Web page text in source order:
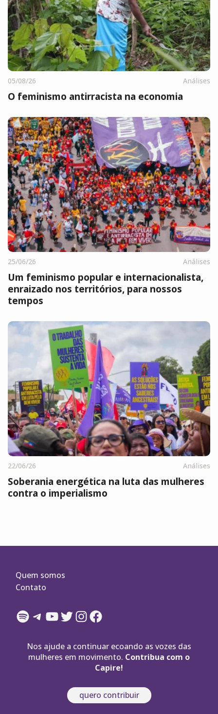
05/08/26 Análises
O feminismo antirracista na economia
25/06/26 Análises
Um feminismo popular e internacionalista,
enraizado nos territórios, para nossos
tempos
22/06/26 Análises
Soberania energética na luta das mulheres
contra o imperialismo
Quem somos
Contato
Spotify
Telegram
YouTube
Twitter
Instagram
Facebook
Nos ajude a continuar ecoando as vozes das
mulheres em movimento. Contribua com o
Capire!
quero contribuir